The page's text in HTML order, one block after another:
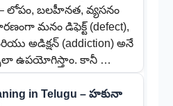
– లోపం, బలహీనత, వ్యసనం
మనం డిఫెక్ట్ (defect),
అడిక్షన్ (addiction) అనే
ఉపయోగిస్తాం. కానీ …
in Telugu – హకునా